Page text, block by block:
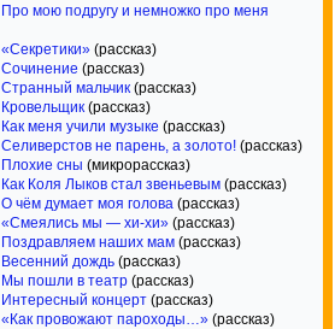
Про мою подругу и немножко про меня
«Секретики» (рассказ)
Сочинение (рассказ)
Странный мальчик (рассказ)
Кровельщик (рассказ)
Как меня учили музыке (рассказ)
Селиверстов не парень, а золото! (рассказ)
Плохие сны (микрорассказ)
Как Коля Лыков стал звеньевым (рассказ)
О чём думает моя голова (рассказ)
«Смеялись мы — хи-хи» (рассказ)
Поздравляем наших мам (рассказ)
Весенний дождь (рассказ)
Мы пошли в театр (рассказ)
Интересный концерт (рассказ)
«Как провожают пароходы…» (рассказ)